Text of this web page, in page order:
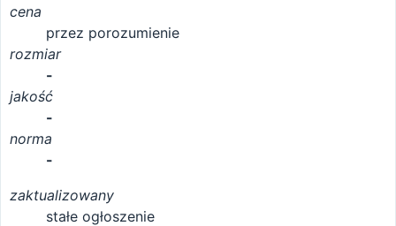
cena
przez porozumienie
rozmiar
-
jakość
-
norma
-
zaktualizowany
stałe ogłoszenie